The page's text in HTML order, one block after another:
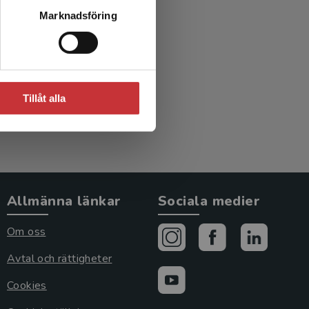
Marknadsföring
Tillåt alla
Allmänna länkar
Om oss
Avtal och rättigheter
Cookies
Sociala medier